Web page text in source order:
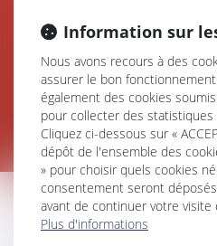
DROIT DU
DROIT DU
Information sur
Nous avons recours à des
assurer le bon
également des cookies
pour collecter des statistiques
Cliquez ci-dessous sur «
dépôt de l'ensemble des
» pour choisir quels cookies
consentement seront
avant de continuer votre visite
Plus d'informations